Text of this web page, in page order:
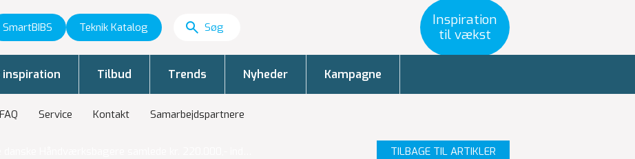
SmartBIBS Teknik Katalog
Inspiration
til vækst
FAQ Service Kontakt Samarbejdspartnere
inspiration Tilbud Trends Nyheder Kampagne
TILBAGE TIL ARTIKLER